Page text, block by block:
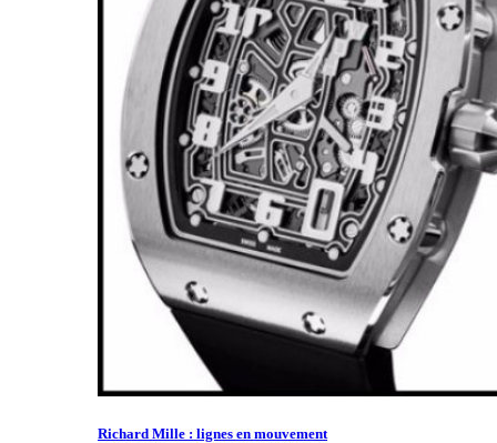
Richard Mille : lignes en mouvement